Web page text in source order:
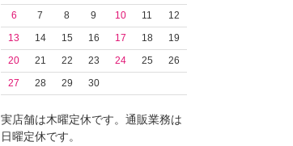
6
7 8 9 10 11
12
13
14 15 16 17 18
19
20
21 22 23 24 25
26
27
28 29 30
実店舗は木曜定休です。通販業務は
日曜定休です。